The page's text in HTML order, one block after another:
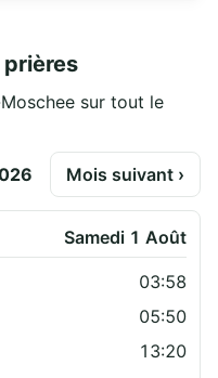
prières
sur tout le
Mois suivant ›
Samedi 1 Août
03:58
05:50
13:20